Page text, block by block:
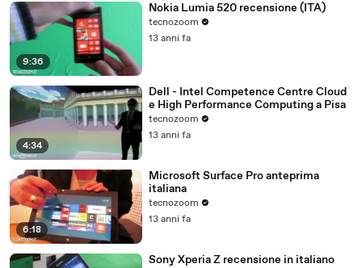
9:36
Nokia Lumia 520 recensione (ITA)
tecnozoom
13 anni fa
4:34
Dell - Intel Competence Centre Cloud
e High Performance Computing a Pisa
tecnozoom
13 anni fa
6:18
Microsoft Surface Pro anteprima
italiana
tecnozoom
13 anni fa
Sony Xperia Z recensione in italiano